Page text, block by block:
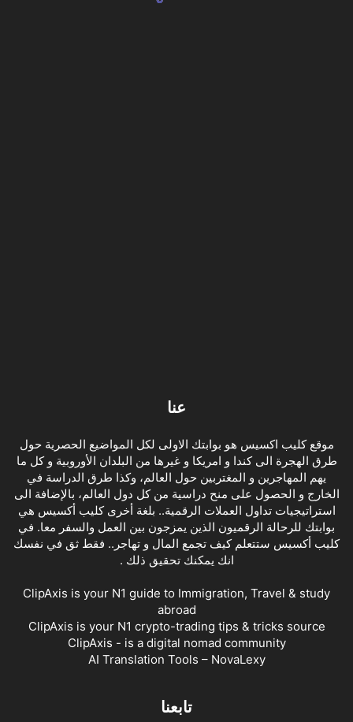
عنا
موقع كليب اكسيس هو بوابتك الاولى لكل المواضيع الحصرية حول
طرق الهجرة الى كندا و امريكا و غيرها من البلدان الأوروبية و كل ما
يهم المهاجرين و المغتربين حول العالم، وكذا طرق الدراسة في
الخارج و الحصول على منح دراسية من كل دول العالم، بالإضافة الى
استراتيجيات تداول العملات الرقمية.. بلغة أخرى كليب أكسيس هي
بوابتك للرحالة الرقميون الذين يمزجون بين العمل والسفر معا. في
كليب أكسيس ستتعلم كيف تجمع المال و تهاجر.. فقط ثق في نفسك
انك يمكنك تحقيق ذلك .
ClipAxis is your N1 guide to Immigration, Travel & study
abroad
ClipAxis is your N1 crypto-trading tips & tricks source
ClipAxis - is a digital nomad community
AI Translation Tools – NovaLexy
تابعنا